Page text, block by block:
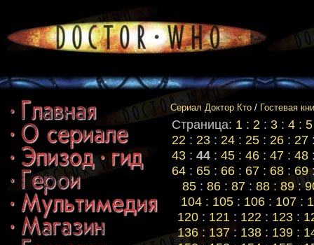
Сериал Доктор Кто / Гостевая
Страница: 1 : 2 : 3 : 4 : 5
22 : 23 : 24 : 25 : 26 : 27
43 : 44 : 45 : 46 : 47 : 48
64 : 65 : 66 : 67 : 68 : 69
85 : 86 : 87 : 88 : 89 :
104 : 105 : 106 : 107 :
120: 121 : 122 : 123:
136: 137: 138: 139: